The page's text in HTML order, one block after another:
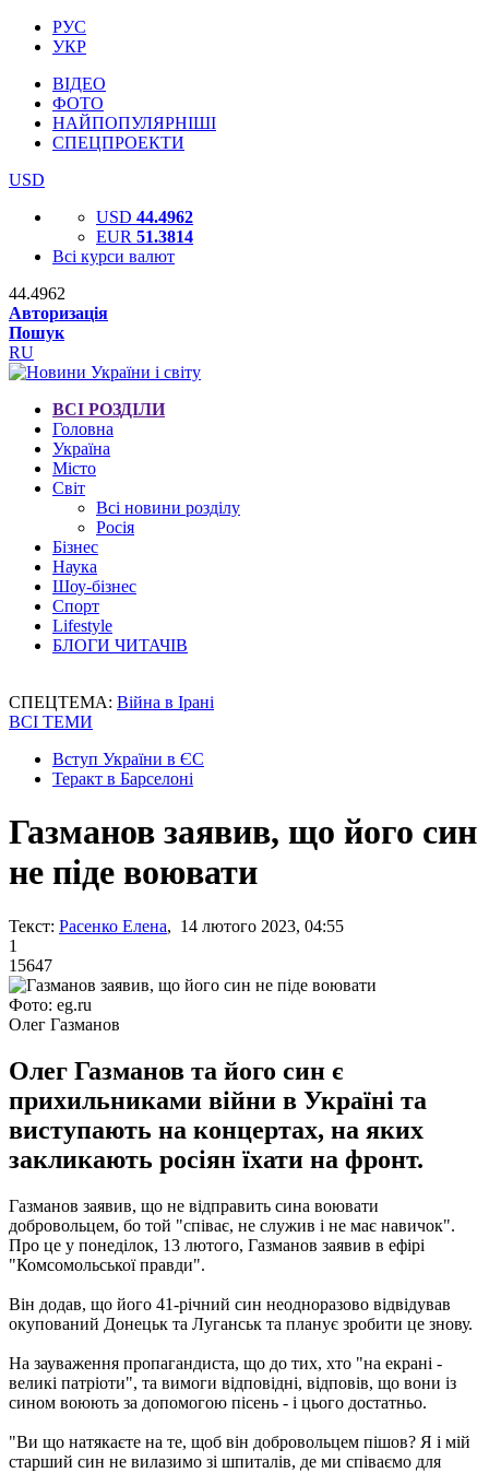
РУС
УКР
ВІДЕО
ФОТО
НАЙПОПУЛЯРНІШІ
СПЕЦПРОЕКТИ
USD
USD 44.4962
EUR 51.3814
Всі курси валют
44.4962
Авторизація
Пошук
RU
ВСІ РОЗДІЛИ
Головна
Україна
Місто
Світ
Всі новини розділу
Росія
Бізнес
Наука
Шоу-бізнес
Спорт
Lifestyle
БЛОГИ ЧИТАЧІВ
СПЕЦТЕМА: Війна в Ірані
ВСІ ТЕМИ
Вступ України в ЄС
Теракт в Барселоні
Газманов заявив, що його син
не піде воювати
Текст: Расенко Елена, 14 лютого 2023, 04:55
1
15647
Фото: eg.ru
Олег Газманов
Олег Газманов та його син є
прихильниками війни в Україні та
виступають на концертах, на яких
закликають росіян їхати на фронт.
Газманов заявив, що не відправить сина воювати
добровольцем, бо той "співає, не служив і не має навичок".
Про це у понеділок, 13 лютого, Газманов заявив в ефірі
"Комсомольської правди".
Він додав, що його 41-річний син неодноразово відвідував
окупований Донецьк та Луганськ та планує зробити це знову.
На зауваження пропагандиста, що до тих, хто "на екрані -
великі патріоти", та вимоги відповідні, відповів, що вони із
сином воюють за допомогою пісень - і цього достатньо.
"Ви що натякаєте на те, щоб він добровольцем пішов? Я і мій
старший син не вилазимо зі шпиталів, де ми співаємо для